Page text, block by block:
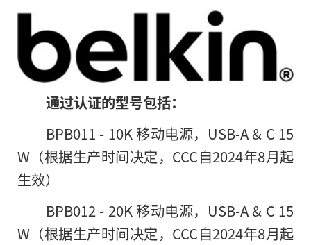
通过认证的型号包括：
BPB011 - 10K 移动电源，USB-A & C 15
W（根据生产时间决定，CCC自2024年8月起
生效）
BPB012 - 20K 移动电源，USB-A & C 15
W（根据生产时间决定，CCC自2024年8月起